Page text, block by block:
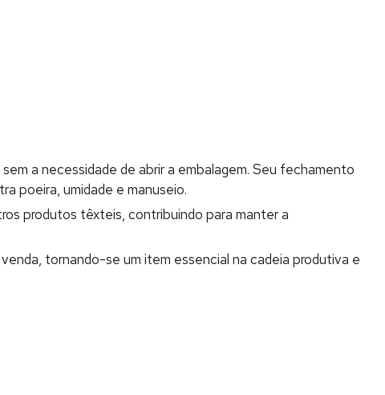
a necessidade de abrir a embalagem. Seu fechamento
poeira, umidade e manuseio.
produtos têxteis, contribuindo para manter a
tornando-se um item essencial na cadeia produtiva e